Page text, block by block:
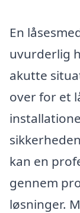
En
uvurderlig
akutte
over for et
kan en
gennem
løsninger.